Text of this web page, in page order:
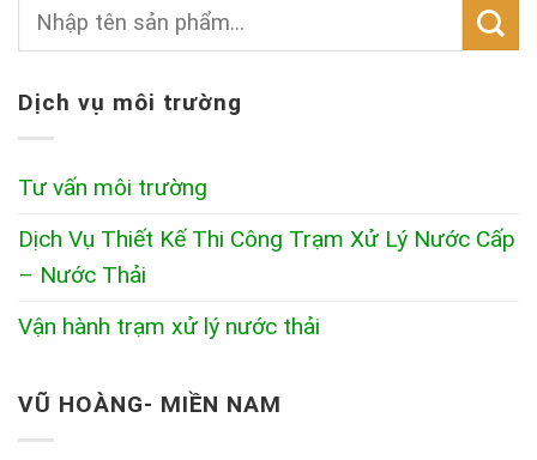
Dịch vụ môi trường
Tư vấn môi trường
Dịch Vụ Thiết Kế Thi Công Trạm Xử Lý Nước Cấp
– Nước Thải
Vận hành trạm xử lý nước thải
VŨ HOÀNG- MIỀN NAM